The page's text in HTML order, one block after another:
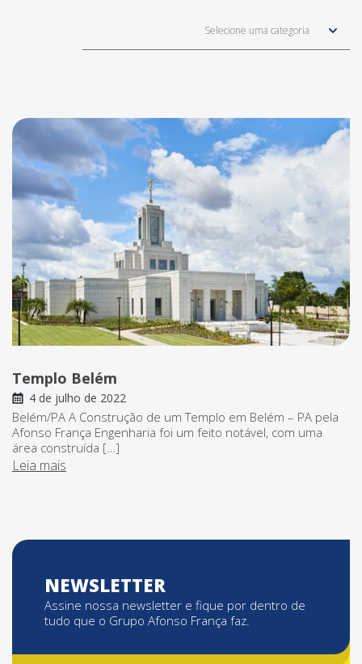
Selecione uma categoria
Templo Belém
4 de julho de 2022
Belém/PA A Construção de um Templo em Belém – PA pela
Afonso França Engenharia foi um feito notável, com uma
área construída […]
Leia mais
NEWSLETTER
Assine nossa newsletter e fique por dentro de
tudo que o Grupo Afonso França faz.